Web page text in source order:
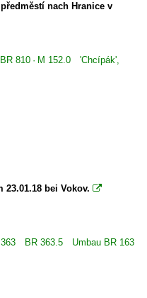
80
CKD T435.0, T458.1
346 DR 105 · DR 106 DR V 60
remot. DB 261
Private
Altbautriebzüge
nach Hranice v
810 · M 152.0 'Chcípák',
23.01.18 bei Vokov. 
363 BR 363.5 Umbau BR 163